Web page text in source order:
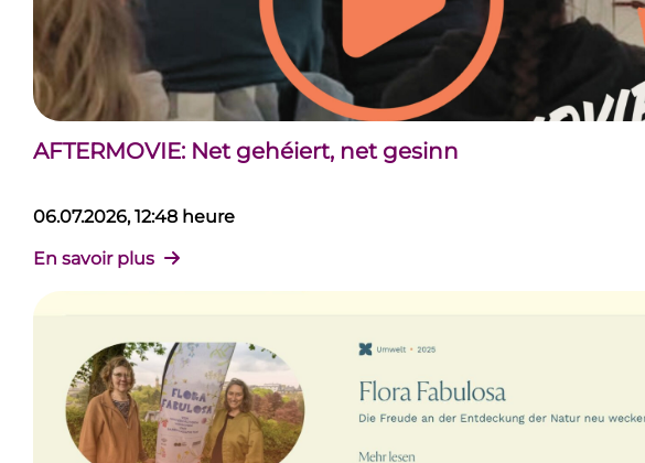
AFTERMOVIE: Net gehéiert, net gesinn
06.07.2026, 12:48 heure
En savoir plus